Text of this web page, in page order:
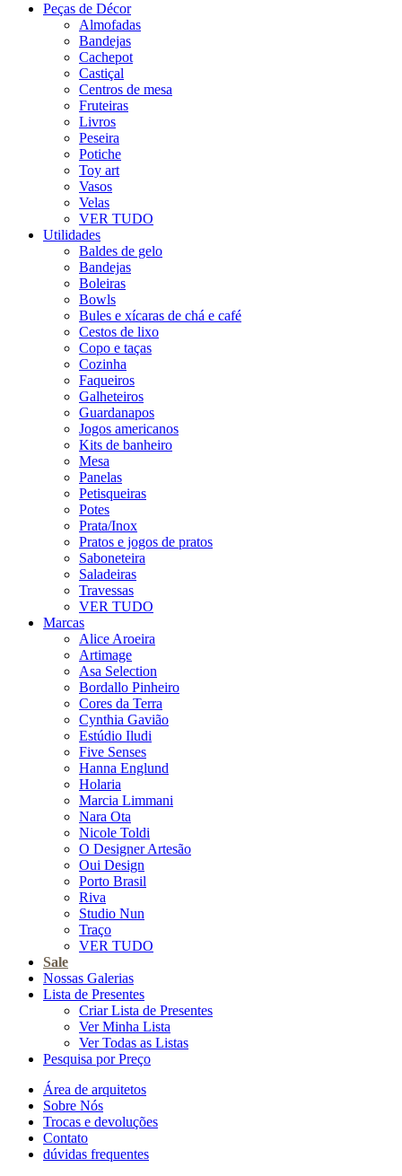
Peças de Décor
Almofadas
Bandejas
Cachepot
Castiçal
Centros de mesa
Fruteiras
Livros
Peseira
Potiche
Toy art
Vasos
Velas
VER TUDO
Utilidades
Baldes de gelo
Bandejas
Boleiras
Bowls
Bules e xícaras de chá e café
Cestos de lixo
Copo e taças
Cozinha
Faqueiros
Galheteiros
Guardanapos
Jogos americanos
Kits de banheiro
Mesa
Panelas
Petisqueiras
Potes
Prata/Inox
Pratos e jogos de pratos
Saboneteira
Saladeiras
Travessas
VER TUDO
Marcas
Alice Aroeira
Artimage
Asa Selection
Bordallo Pinheiro
Cores da Terra
Cynthia Gavião
Estúdio Iludi
Five Senses
Hanna Englund
Holaria
Marcia Limmani
Nara Ota
Nicole Toldi
O Designer Artesão
Oui Design
Porto Brasil
Riva
Studio Nun
Traço
VER TUDO
Sale
Nossas Galerias
Lista de Presentes
Criar Lista de Presentes
Ver Minha Lista
Ver Todas as Listas
Pesquisa por Preço
Área de arquitetos
Sobre Nós
Trocas e devoluções
Contato
dúvidas frequentes